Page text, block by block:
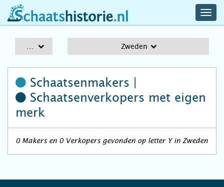
schaatshistorie.nl
Zweden
Schaatsenmakers |
Schaatsenverkopers met eigen
merk
0 Makers en 0 Verkopers gevonden op letter Y in Zweden